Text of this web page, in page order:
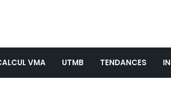
VMA UTMB TENDANCES